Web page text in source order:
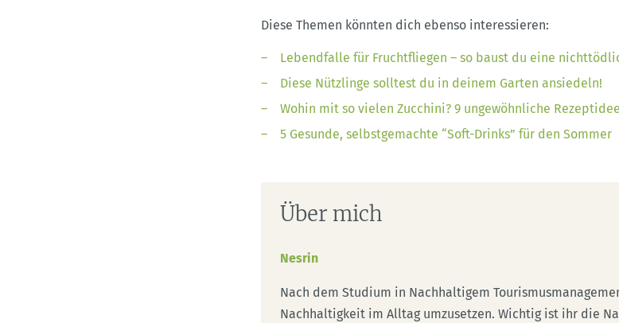
Diese Themen könnten dich ebenso interessieren:
Lebendfalle für Fruchtfliegen – so baust du eine
Diese Nützlinge solltest du in deinem Garten ansiedeln!
Wohin mit so vielen Zucchini? 9 ungewöhnliche
5 Gesunde, selbstgemachte “Soft-Drinks” für den Sommer
Über mich
Nesrin
Nach dem Studium in Nachhaltigem
Nachhaltigkeit im Alltag umzusetzen. Wichtig ist ihr die